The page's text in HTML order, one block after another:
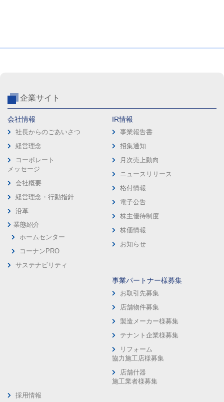
企業サイト
会社情報
社長からのごあいさつ
経営理念
コーポレート
メッセージ
会社概要
経営理念・行動指針
沿革
業態紹介
ホームセンター
コーナンPRO
サステナビリティ
IR情報
事業報告書
招集通知
月次売上動向
ニュースリリース
格付情報
電子公告
株主優待制度
株価情報
お知らせ
事業パートナー様募集
お取引先募集
店舗物件募集
製造メーカー様募集
テナント企業様募集
リフォーム
協力施工店様募集
店舗什器
施工業者様募集
採用情報